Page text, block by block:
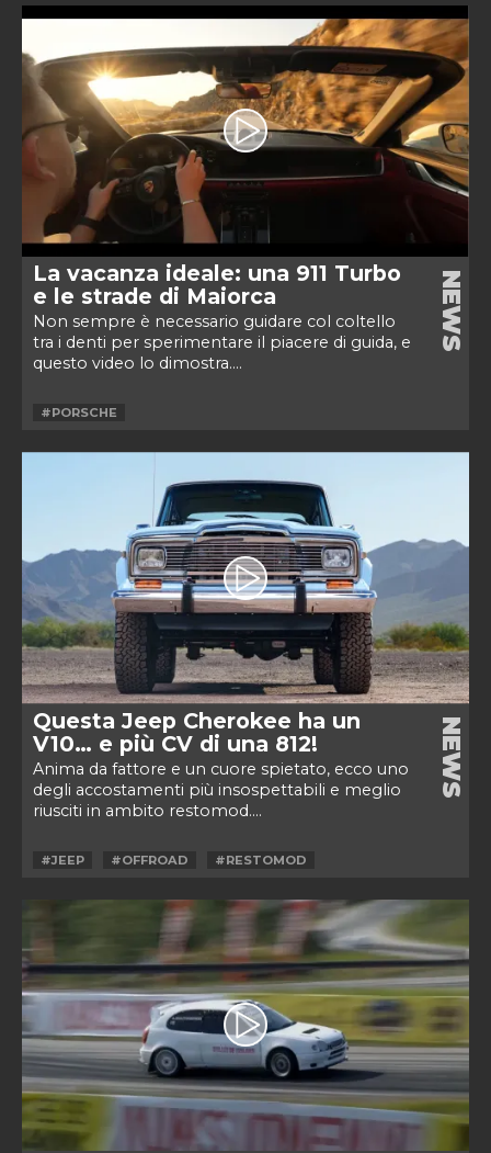
La vacanza ideale: una 911 Turbo
e le strade di Maiorca
Non sempre è necessario guidare col coltello
tra i denti per sperimentare il piacere di guida, e
questo video lo dimostra....
NEWS
#PORSCHE
Questa Jeep Cherokee ha un
V10… e più CV di una 812!
Anima da fattore e un cuore spietato, ecco uno
degli accostamenti più insospettabili e meglio
riusciti in ambito restomod....
NEWS
#JEEP #OFFROAD #RESTOMOD